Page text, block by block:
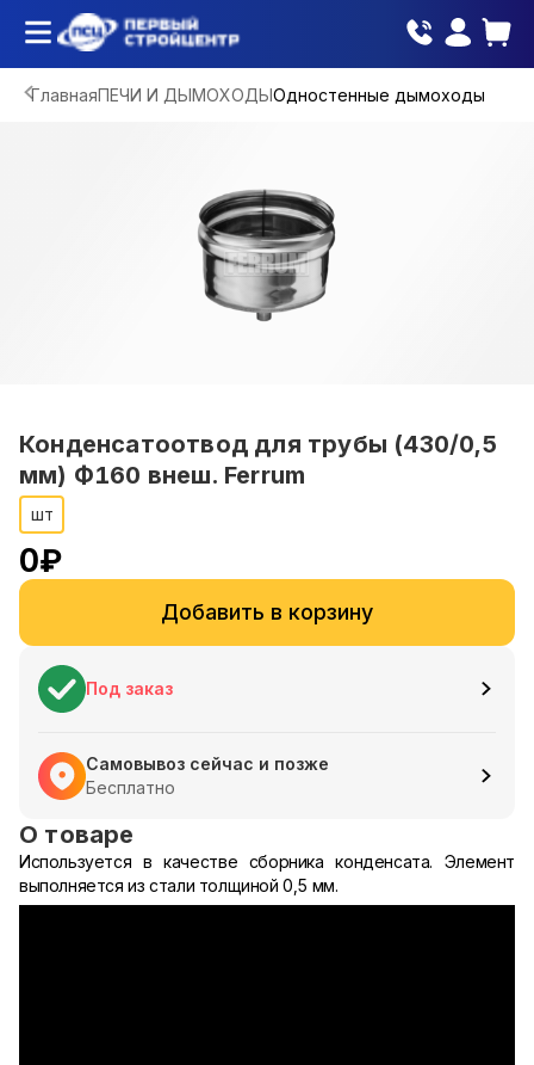
ГлавнаяПЕЧИ И ДЫМОХОДЫОдностенные дымоходы
Конденсатоотвод для трубы (430/0,5
мм) Ф160 внеш. Ferrum
шт
0₽
Добавить в корзину
Под заказ
Самовывоз сейчас и позже
Бесплатно
О товаре
Используется в качестве сборника конденсата. Элемент
выполняется из стали толщиной 0,5 мм.